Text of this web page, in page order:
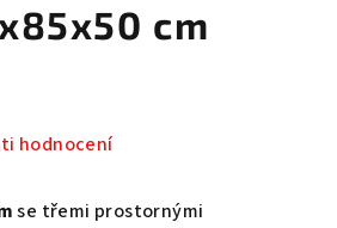
cm
hodnocení
se třemi prostornými